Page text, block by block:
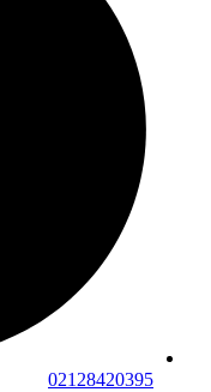
02128420395